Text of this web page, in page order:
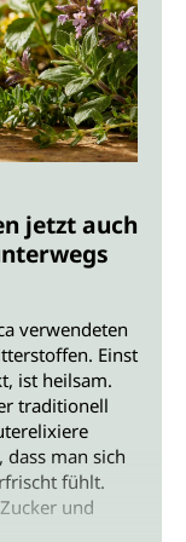
jetzt auch
verwendeten
Einst
ist heilsam.
traditionell
man sich
fühlt.
und